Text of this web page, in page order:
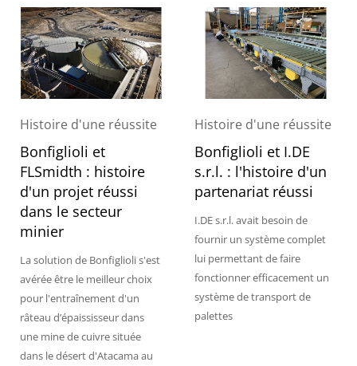
Histoire d'une réussite
Bonfiglioli et
FLSmidth : histoire
d'un projet réussi
dans le secteur
minier
La solution de Bonfiglioli s'est
avérée être le meilleur choix
pour l'entraînement d'un
râteau d’épaississeur dans
une mine de cuivre située
dans le désert d'Atacama au
Histoire d'une réussite
Bonfiglioli et I.DE
s.r.l. : l'histoire d'un
partenariat réussi
I.DE s.r.l. avait besoin de
fournir un système complet
lui permettant de faire
fonctionner efficacement un
système de transport de
palettes